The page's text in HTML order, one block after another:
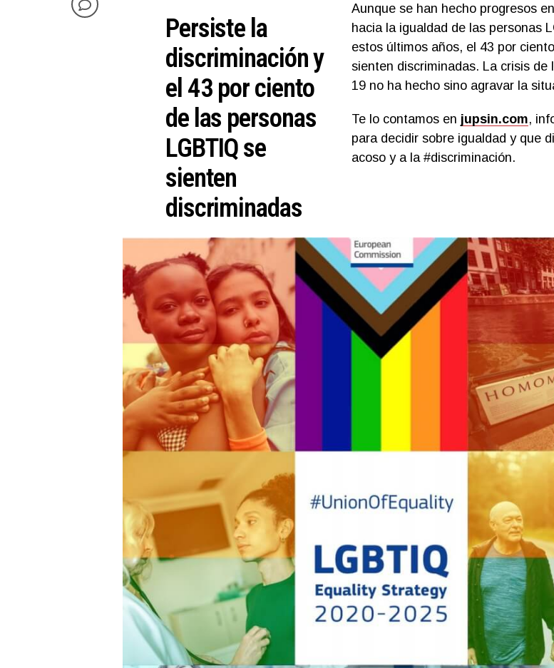
Persiste la
discriminación y
el 43 por ciento
de las personas
LGBTIQ se
sienten
discriminadas
Aunque se han hecho progresos
hacia la igualdad de las personas
estos últimos años, el 43 por
sienten discriminadas. La crisis de
19 no ha hecho sino agravar la
Te lo contamos en jupsin.com,
para decidir sobre igualdad y que
acoso y a la #discriminación.